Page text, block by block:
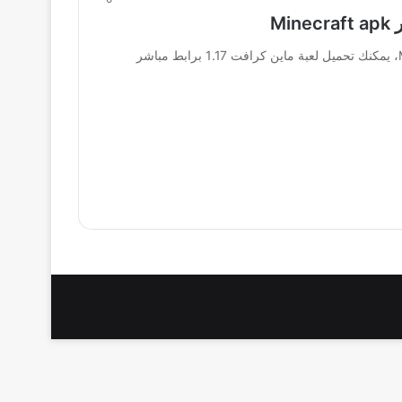
تنزيل لعبة ماين كرافت 1.17 من ميديا فاير Minecraft apk، يمكنك تحميل لعبة ماين كرافت 1.17 برابط مباشر